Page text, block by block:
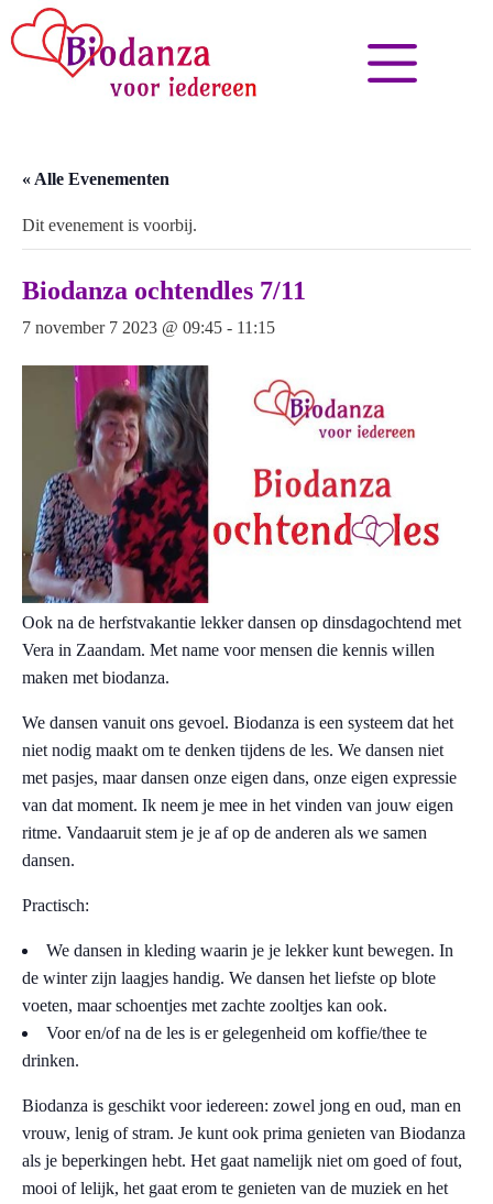
« Alle Evenementen
Dit evenement is voorbij.
Biodanza ochtendles 7/11
7 november 7 2023 @ 09:45 - 11:15
Ook na de herfstvakantie lekker dansen op dinsdagochtend met
Vera in Zaandam. Met name voor mensen die kennis willen
maken met biodanza.
We dansen vanuit ons gevoel. Biodanza is een systeem dat het
niet nodig maakt om te denken tijdens de les. We dansen niet
met pasjes, maar dansen onze eigen dans, onze eigen expressie
van dat moment. Ik neem je mee in het vinden van jouw eigen
ritme. Vandaaruit stem je je af op de anderen als we samen
dansen.
Practisch:
We dansen in kleding waarin je je lekker kunt bewegen. In
de winter zijn laagjes handig. We dansen het liefste op blote
voeten, maar schoentjes met zachte zooltjes kan ook.
Voor en/of na de les is er gelegenheid om koffie/thee te
drinken.
Biodanza is geschikt voor iedereen: zowel jong en oud, man en
vrouw, lenig of stram. Je kunt ook prima genieten van Biodanza
als je beperkingen hebt. Het gaat namelijk niet om goed of fout,
mooi of lelijk, het gaat erom te genieten van de muziek en het